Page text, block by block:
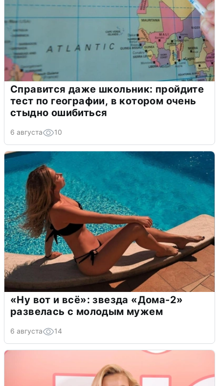
Справится даже школьник: пройдите
тест по географии, в котором очень
стыдно ошибиться
6 августа 10
«Ну вот и всё»: звезда «Дома-2»
развелась с молодым мужем
6 августа 14